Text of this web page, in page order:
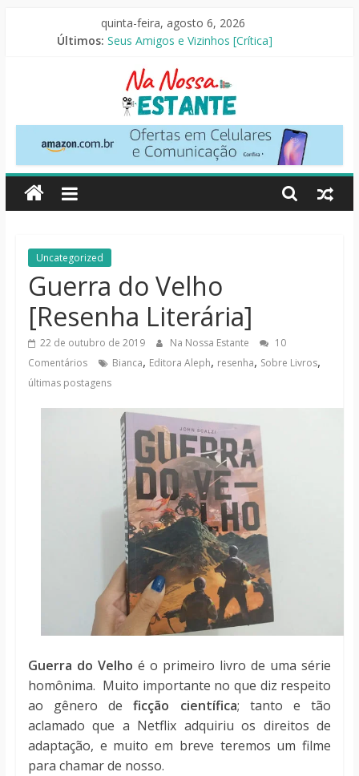
quinta-feira, agosto 6, 2026
Últimos: Seus Amigos e Vizinhos [Crítica]
As Ovelhas Detetives [Crítica]
Perdendo o Juizo [Crítica]
Slow Horses – 3ª Temporada [Crítica]
Na
Nossa
Estante
Críticas
livros,
filmes,
séries
Uncategorized
Guerra do Velho
[Resenha Literária]
22 de outubro de 2019 Na Nossa Estante
10
Comentários
Bianca, Editora Aleph, resenha, Sobre Livros,
últimas postagens
Guerra do Velho é o primeiro livro de uma série
homônima. Muito importante no que diz respeito
ao gênero de ficção científica; tanto e tão
aclamado que a Netflix adquiriu os direitos de
adaptação, e muito em breve teremos um filme
para chamar de nosso.